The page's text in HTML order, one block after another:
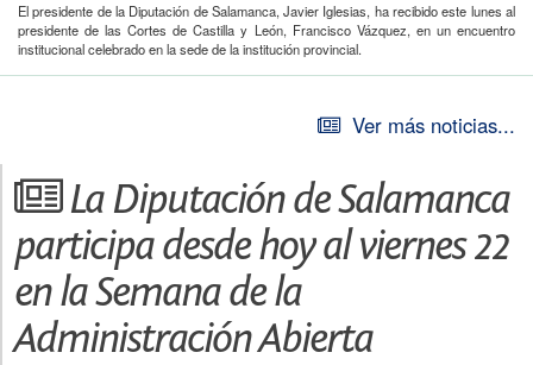
El presidente de la Diputación de Salamanca, Javier Iglesias, ha recibido este lunes al
presidente de las Cortes de Castilla y León, Francisco Vázquez, en un encuentro
institucional celebrado en la sede de la institución provincial.
Durante la reunión abordaron asuntos de interés común y coincidieron en la
seguir dando respuesta a las necesidades de la ciudadanía, especialmente en el
institucional cercana y permanente que favorezca la coordinación y el trabajo
conjunto.
Ver más noticias...
La Diputación de Salamanca
participa desde hoy al viernes 22
en la Semana de la
Administración Abierta